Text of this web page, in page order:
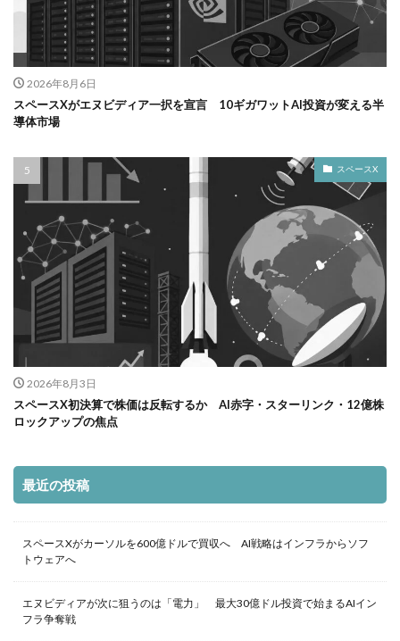
2026年8月6日
スペースXがエヌビディア一択を宣言 10ギガワットAI投資が変える半
導体市場
スペースX
2026年8月3日
スペースX初決算で株価は反転するか AI赤字・スターリンク・12億株
ロックアップの焦点
最近の投稿
スペースXがカーソルを600億ドルで買収へ AI戦略はインフラからソフ
トウェアへ
エヌビディアが次に狙うのは「電力」 最大30億ドル投資で始まるAIイン
フラ争奪戦